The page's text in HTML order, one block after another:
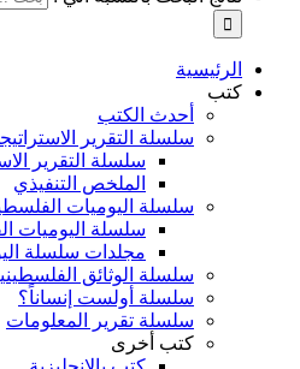
الرئيسية
كتب
أحدث الكتب
سلسلة التقرير
سلسلة التقرير
الملخص التنفيذي
سلسلة اليوميات
سلسلة اليوميات
مجلدات سلسلة
سلسلة الوثائق
سلسلة أولست إنساناً؟
سلسلة تقرير المعلومات
كتب أخرى